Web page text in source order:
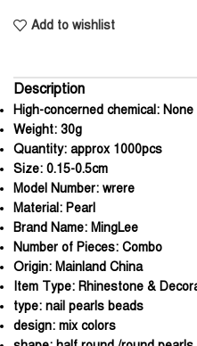
Add to wishlist
Description
High-concerned chemical: None
Weight: 30g
Quantity: approx 1000pcs
Size: 0.15-0.5cm
Model Number: wrere
Material: Pearl
Brand Name: MingLee
Number of Pieces: Combo
Origin: Mainland China
Item Type: Rhinestone &
type: nail pearls beads
design: mix colors